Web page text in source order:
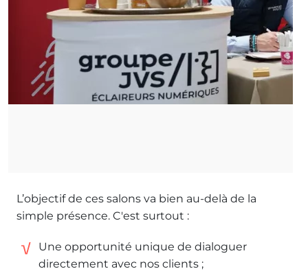
L’objectif de ces salons va bien au-delà de la
simple présence. C'est surtout :
Une opportunité unique de dialoguer
directement avec nos clients ;